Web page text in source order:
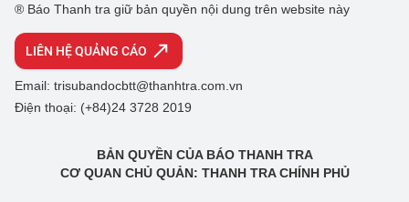
® Báo Thanh tra giữ bản quyền nội dung trên website này
LIÊN HỆ QUẢNG CÁO
Email: trisubandocbtt@thanhtra.com.vn
Điện thoại: (+84)24 3728 2019
BẢN QUYỀN CỦA BÁO THANH TRA
CƠ QUAN CHỦ QUẢN: THANH TRA CHÍNH PHỦ